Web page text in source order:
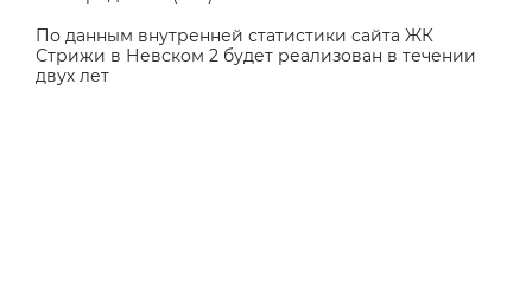
По данным внутренней статистики сайта ЖК
Стрижи в Невском 2 будет реализован в течении
двух лет